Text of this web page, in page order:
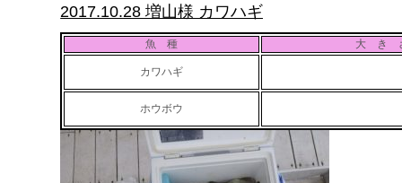
2017.10.28 増山様 カワハギ
魚 種 大 き
カワハギ
ホウボウ